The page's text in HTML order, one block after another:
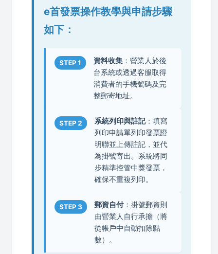
e首發票操作教學與申請步驟
如下：
STEP 1 資料收集 ：營業人於後
台系統或透過客服取得
消費者的手機號碼及完
整郵寄地址。
STEP 2 系統列印與註記：填寫
列印申請單列印發票證
明聯並上傳註記，並代
為掛號寄出。系統將同
步精準控管中獎發票，
確保不重複列印。
STEP 3 郵資自付：掛號郵資則
由營業人自行承擔（將
從帳戶中自動扣除點
數）。